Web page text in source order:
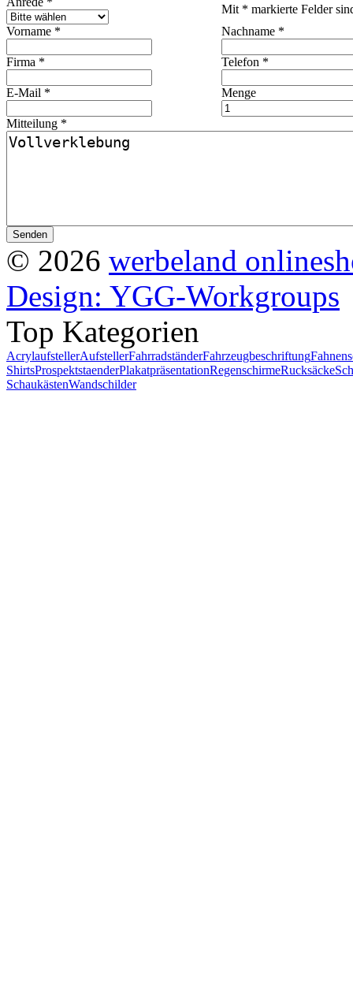
Mit * markierte Felder
Vorname *
Nachname *
Firma * Telefon *
E-Mail * Menge
Mitteilung *
© 2026 werbeland
Design: YGG-Workgroups
Top Kategorien
AcrylaufstellerAufstellerFahrradständerFahrzeugbeschriftung
ShirtsProspektstaenderPlakatpräsentationRegenschirmeRucksäcke
SchaukästenWandschilder